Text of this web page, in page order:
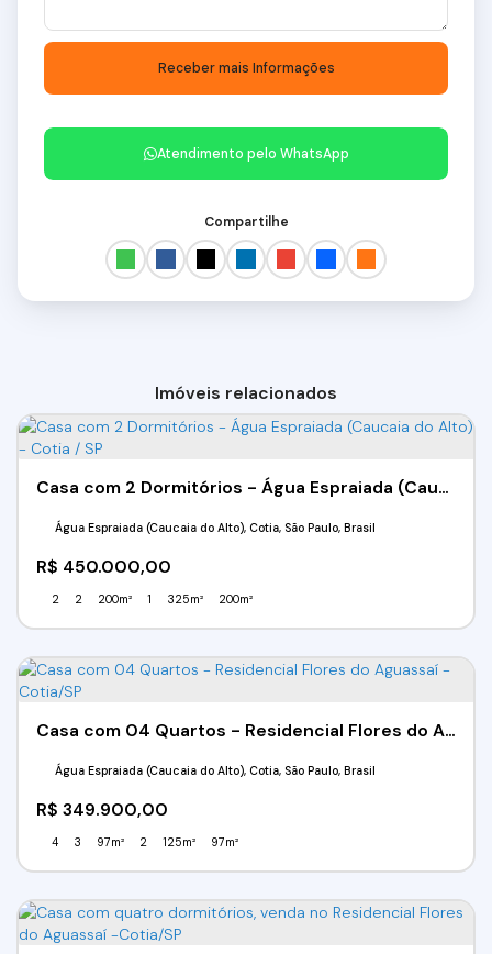
Atendimento pelo WhatsApp
Compartilhe
Imóveis relacionados
Casa com 2 Dormitórios - Água Espraiada (Caucaia do Alto) - Cotia / SP
R$ 450.000,00
Água Espraiada (Caucaia do Alto), Cotia, São Paulo, Brasil
2 2 200m² 1 325m² 200m²
Casa com 04 Quartos - Residencial Flores do Aguassaí - Cotia/SP
R$ 349.900,00
Água Espraiada (Caucaia do Alto), Cotia, São Paulo, Brasil
4 3 97m² 2 125m² 97m²